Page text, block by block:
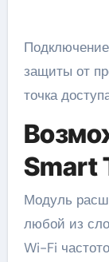
защиты от
точка
Smart
Модуль
любой из
Wi-Fi